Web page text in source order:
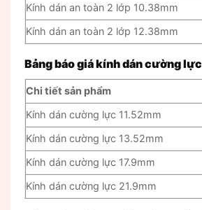
Kính dán an toàn 2 lớp 10.38mm
Kính dán an toàn 2 lớp 12.38mm
Bảng báo giá kính dán cường lực
Chi tiết sản phẩm
Kính dán cường lực 11.52mm
Kính dán cường lực 13.52mm
Kính dán cường lực 17.9mm
Kính dán cường lực 21.9mm